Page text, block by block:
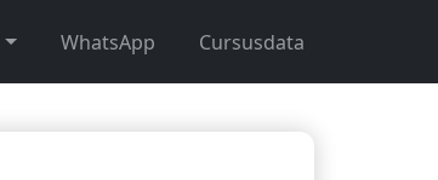
WhatsApp Cursusdata